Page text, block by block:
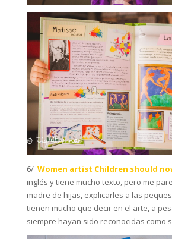
6/ Women artist Children should
inglés y tiene mucho texto, pero me
madre de hijas, explicarles a las
tienen mucho que decir en el arte, a
siempre hayan sido reconocidas como